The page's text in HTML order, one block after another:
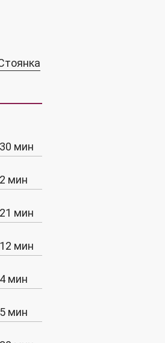
30 мин
2 мин
21 мин
12 мин
4 мин
5 мин